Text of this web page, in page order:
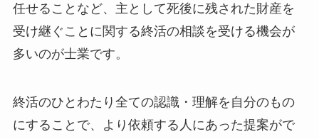
任せることなど、主として死後に残された財産を
受け継ぐことに関する終活の相談を受ける機会が
多いのが士業です。
終活のひとわたり全ての認識・理解を自分のもの
にすることで、より依頼する人にあった提案がで